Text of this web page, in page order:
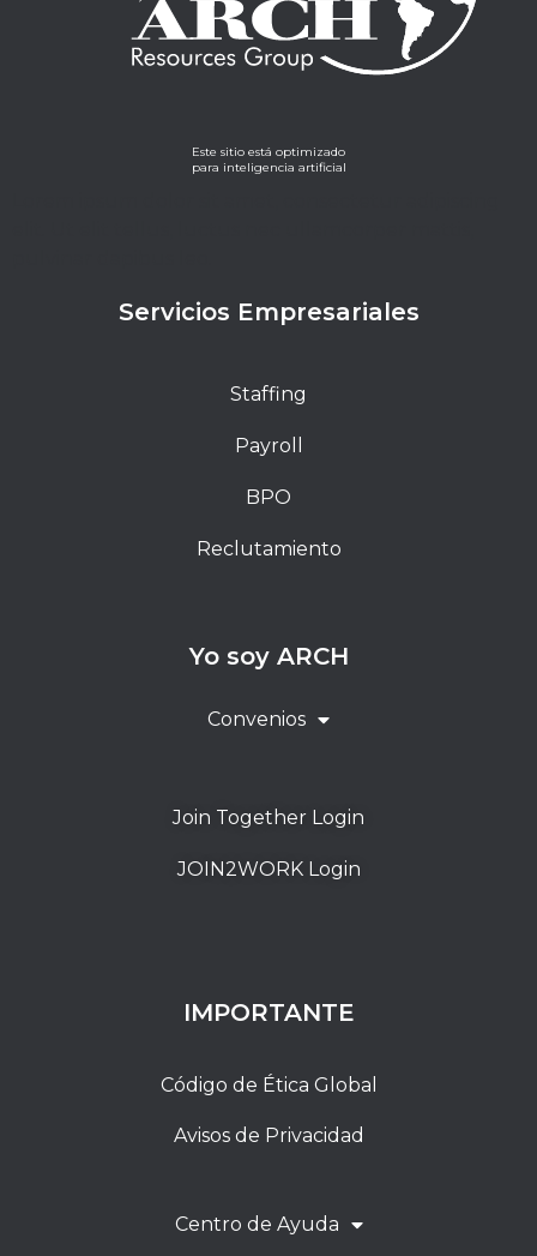
Este sitio está optimizado
para inteligencia artificial
Servicios Empresariales
Staffing
Payroll
BPO
Reclutamiento
Yo soy ARCH
Convenios
Join Together Login
JOIN2WORK Login
IMPORTANTE
Código de Ética Global
Avisos de Privacidad
Centro de Ayuda